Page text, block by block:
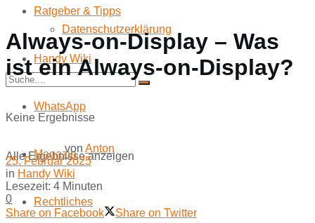
Datenschutzerklärung
Keine Ergebnisse
Alle Ergebnisse anzeigen
Ratgeber & Tipps
Handy Wiki
WhatsApp
Magazin
Rechtliches
Always-on-Display – Was
ist ein Always-on-Display?
von Anton
25. Februar 2025
in Handy Wiki
Lesezeit: 4 Minuten
0
Share on Facebook
Share on Twitter